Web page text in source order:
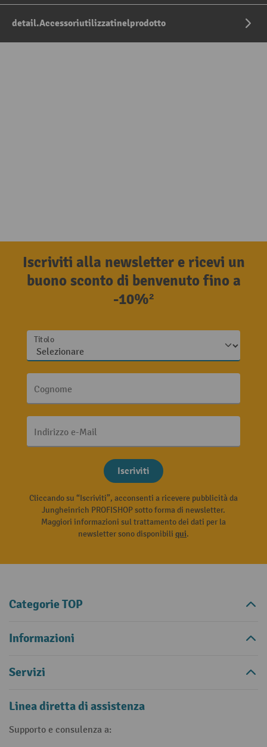
detail.Accessoriutilizzatinelprodotto
Iscriviti alla newsletter e ricevi un
buono sconto di benvenuto fino a
-10%²
Titolo
Cognome
Indirizzo e-Mail
Iscriviti
Cliccando su “Iscriviti”, acconsenti a ricevere pubblicità da
Jungheinrich PROFISHOP sotto forma di newsletter.
Maggiori informazioni sul trattamento dei dati per la
newsletter sono disponibili qui.
Categorie TOP
Informazioni
Servizi
Linea diretta di assistenza
Supporto e consulenza a: